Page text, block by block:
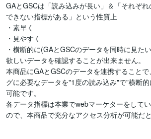
GAとGSCは「読み込みが長い」＆「それぞ
できない指標がある」という性質上
・素早く
・見やすく
・横断的に(GAとGSCのデータを同時に見た
欲しいデータを確認することが出来ません。
本商品にGAとGSCのデータを連携すること
グに必要なデータを"1度の読み込み"で"横断
可能です。
各データ指標は本業でwebマーケターをして
ので、本商品で充分なアクセス分析が可能だ